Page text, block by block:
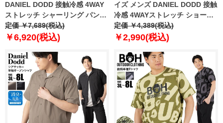
DANIEL DODD 接触冷感 4WAY
ストレッチ シャーリング パンツ
春夏新作 azp260201201t
【fre】
定価 ￥7,689(税込)
￥6,920(税込)
イズ メンズ DANIEL DODD 接触
冷感 4WAYストレッチ ショーツ
ショートパンツ ハーフパンツ 春
夏新作 azsp-260204 【fre】
定価 ￥4,389(税込)
￥2,990(税込)